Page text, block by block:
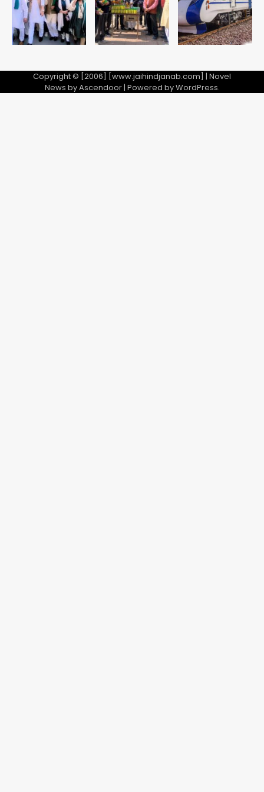
5
गई, 3 स्टार रेटिंग
Copyright © [2006] [www.jaihindjanab.com] | Novel
News byAscendoor| Powered byWordPress.